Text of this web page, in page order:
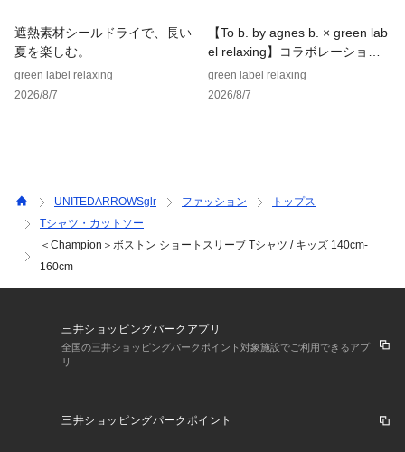
※商品の色味の目安は、商品単体の画像をご参照ください。
店舗へお問い合わせの際は、全国のgreen label relaxing各店
舗まで下記の品名/品番をお申し付けください。
遮熱素材シールドライで、長い
夏を楽しむ。
green label relaxing
2026/8/7
【To b. by agnes b. × green lab
el relaxing】コラボレーション
アイテム
green label relaxing
2026/8/7
UNITEDARROWSglr ファッション
トップス
Tシャツ・カットソー
＜Champion＞ボストン ショートスリーブ Tシャツ / キッズ 140cm-
160cm
三井ショッピングパークアプリ
全国の三井ショッピングパークポイント対象施設でご利用できるアプ
リ
三井ショッピングパークポイント